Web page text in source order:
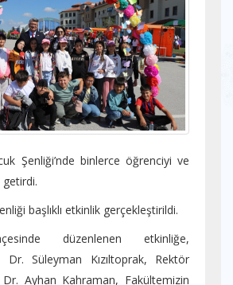
Şenliği’nde binlerce öğrenciyi ve
başlıklı etkinlik gerçekleştirildi.
düzenlenen etkinliğe,
Süleyman Kızıltoprak, Rektör
Dr. Ayhan Kahraman, Fakültemizin